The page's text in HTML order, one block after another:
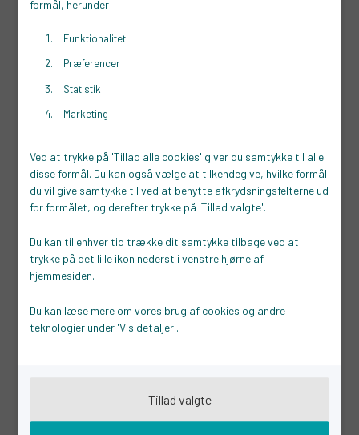
formål, herunder:
Funktionalitet
Præferencer
Statistik
Marketing
Ved at trykke på 'Tillad alle cookies' giver du samtykke til alle
disse formål. Du kan også vælge at tilkendegive, hvilke formål
du vil give samtykke til ved at benytte afkrydsningsfelterne ud
for formålet, og derefter trykke på 'Tillad valgte'.
Du kan til enhver tid trække dit samtykke tilbage ved at
trykke på det lille ikon nederst i venstre hjørne af
hjemmesiden.
Du kan læse mere om vores brug af cookies og andre
teknologier under 'Vis detaljer'.
Tillad valgte
Udarbejdelse af kvalificeret forretningsplan
Udarbejdelse af budget
Vejledning vedrørende skat og moms
Udformning og forståelse af lejekontrakter og
Vejledning om beskyttelse af produktidéer og registrering
af varemærker
Vejledning vedrørende salg, markedsføring og hjemmeside.
Hvem kan søge?
Målgruppen er iværksættere – lige før og efter start. Der er
håndværksbranchen, servicesektoren o.lign.
private rådgivere og Lemvig Kommune.
Rådgivningen er derfor gratis for iværksætteren.